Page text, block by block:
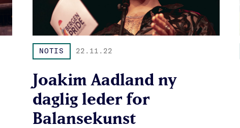
NOTIS 22.11.22
Joakim Aadland ny
daglig leder for
Balansekunst